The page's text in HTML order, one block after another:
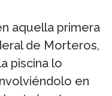
aquella primera
de Morteros,
piscina lo
en